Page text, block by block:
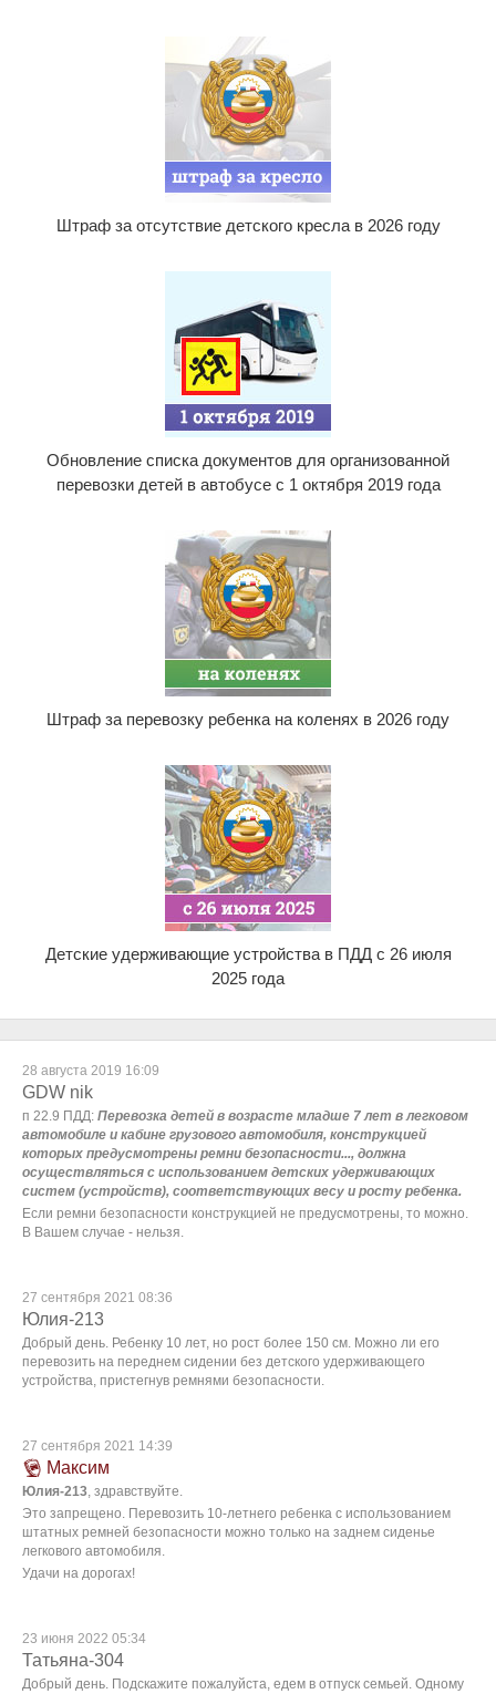
Штраф за отсутствие детского кресла в 2026 году
Обновление списка документов для организованной
перевозки детей в автобусе с 1 октября 2019 года
Штраф за перевозку ребенка на коленях в 2026 году
Детские удерживающие устройства в ПДД с 26 июля
2025 года
28 августа 2019 16:09
GDW nik
п 22.9 ПДД: Перевозка детей в возрасте младше 7 лет в легковом
автомобиле и кабине грузового автомобиля, конструкцией
которых предусмотрены ремни безопасности..., должна
осуществляться с использованием детских удерживающих
систем (устройств), соответствующих весу и росту ребенка.
Если ремни безопасности конструкцией не предусмотрены, то можно.
В Вашем случае - нельзя.
27 сентября 2021 08:36
Юлия-213
Добрый день. Ребенку 10 лет, но рост более 150 см. Можно ли его
перевозить на переднем сидении без детского удерживающего
устройства, пристегнув ремнями безопасности.
27 сентября 2021 14:39
Максим
Юлия-213, здравствуйте.
Это запрещено. Перевозить 10-летнего ребенка с использованием
штатных ремней безопасности можно только на заднем сиденье
легкового автомобиля.
Удачи на дорогах!
23 июня 2022 05:34
Татьяна-304
Добрый день. Подскажите пожалуйста, едем в отпуск семьей. Одному